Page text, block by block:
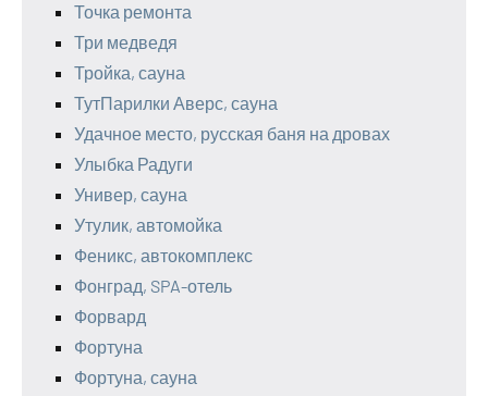
Точка ремонта
Три медведя
Тройка, сауна
ТутПарилки Аверс, сауна
Удачное место, русская баня на дровах
Улыбка Радуги
Универ, сауна
Утулик, автомойка
Феникс, автокомплекс
Фонград, SPA-отель
Форвард
Фортуна
Фортуна, сауна